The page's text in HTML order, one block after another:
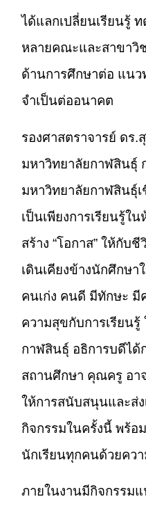
ได้แลกเปลี่ยนเรียนรู้
หลายคณะและสาขาวิ
ด้านการศึกษาต่อ แน
จำเป็นต่ออนาคต
รองศาสตราจารย์ ดร
มหาวิทยาลัยกาฬสินธุ์
มหาวิทยาลัยกาฬสินธุ์เ
เป็นเพียงการเรียนรู้ใ
สร้าง “โอกาส” ให้กับ
เดินเคียงข้างนักศึกษ
คนเก่ง คนดี มีทักษะ
ความสุขกับการเรียน
กาฬสินธุ์ อธิการบดีไ
สถานศึกษา คุณครู อา
ให้การสนับสนุนและส่ง
กิจกรรมในครั้งนี้ พร้อ
นักเรียนทุกคนด้วยคว
ภายในงานมีกิจกรรม